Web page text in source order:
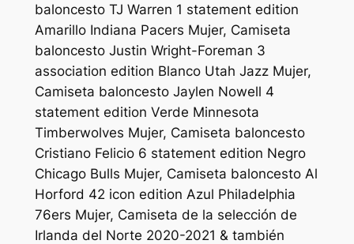
baloncesto TJ Warren 1 statement edition
Amarillo Indiana Pacers Mujer, Camiseta
baloncesto Justin Wright-Foreman 3
association edition Blanco Utah Jazz Mujer,
Camiseta baloncesto Jaylen Nowell 4
statement edition Verde Minnesota
Timberwolves Mujer, Camiseta baloncesto
Cristiano Felicio 6 statement edition Negro
Chicago Bulls Mujer, Camiseta baloncesto Al
Horford 42 icon edition Azul Philadelphia
76ers Mujer, Camiseta de la selección de
Irlanda del Norte 2020-2021 & también